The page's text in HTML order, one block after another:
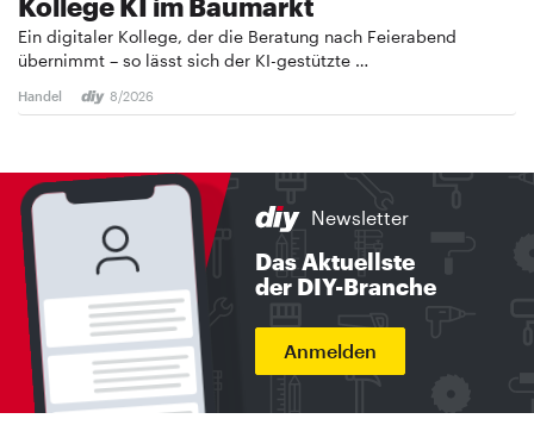
Ein digitaler Kollege, der die Beratung nach Feierabend
übernimmt – so lässt sich der KI-gestützte …
Handel 8/2026
Newsletter
Das Aktuellste
der DIY-Branche
Anmelden